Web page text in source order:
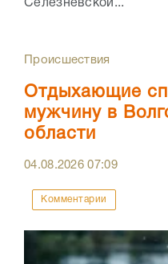
Селезневской...
Происшествия
Отдыхающие
мужчину в
области
04.08.202607:09
Комментарии